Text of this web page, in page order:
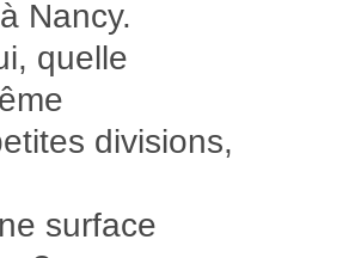
Nancy.
quelle
divisions,
surface